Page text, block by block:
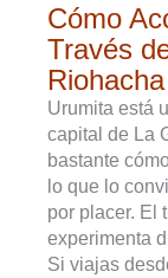
Cómo
Través
Riohacha
Urumita está
capital de La
bastante
lo que lo
por placer. El
experimenta
Si viajas